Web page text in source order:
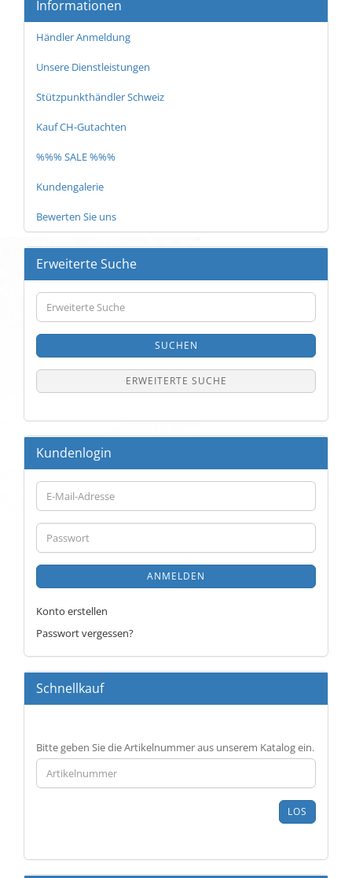
Informationen
Händler Anmeldung
Unsere Dienstleistungen
Stützpunkthändler Schweiz
Kauf CH-Gutachten
%%% SALE %%%
Kundengalerie
Bewerten Sie uns
Erweiterte Suche
Erweiterte
Suche
SUCHEN
ERWEITERTE SUCHE
Kundenlogin
E-
Mail-
Adresse
Passwort
ANMELDEN
Konto erstellen
Passwort vergessen?
Schnellkauf
BITTE
GEBEN
SIE
DIE
EIN.
Bitte geben Sie die Artikelnummer aus unserem Katalog ein.
LOS